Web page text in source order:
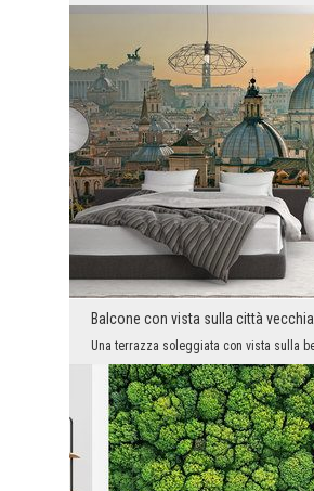
Balcone con vista sulla città vecchia